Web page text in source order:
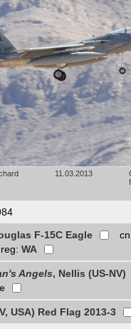
11.03.2013
F-15C Eagle
reg: WA
Angels, Nellis (US-NV)
USA) Red Flag 2013-3